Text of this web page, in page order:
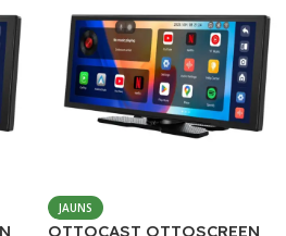
JAUNS
OTTOCAST OTTOSCREEN